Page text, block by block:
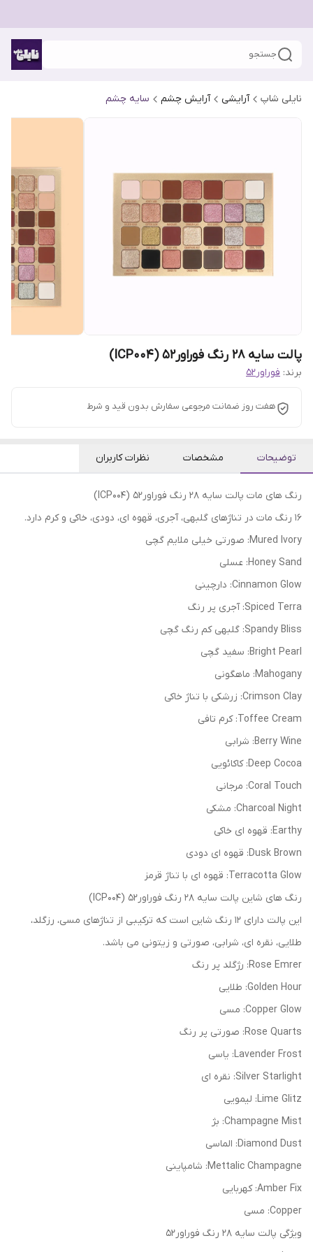
جستجو
نایلی شاپ آرایشی آرایش چشم سایه چشم
پالت سایه 28 رنگ فوراور52 (ICP004)
برند: فوراور52
هفت روز ضمانت مرجوعی سفارش بدون قید و شرط
توضیحات مشخصات نظرات کاربران
رنگ های مات پالت سایه 28 رنگ فوراور52 (ICP004)
16 رنگ مات در تناژهای گلبهی، آجری، قهوه ای، دودی، خاکی و کرم دارد.
Mured Ivory: صورتی خیلی ملایم گچی
Honey Sand: عسلی
Cinnamon Glow: دارچینی
Spiced Terra: آجری پر رنگ
Spandy Bliss: گلبهی کم رنگ گچی
Bright Pearl: سفید گچی
Mahogany: ماهگونی
Crimson Clay: زرشکی با تناژ خاکی
Toffee Cream: کرم تافی
Berry Wine: شرابی
Deep Cocoa: کاکائویی
Coral Touch: مرجانی
Charcoal Night: مشکی
Earthy: قهوه ای خاکی
Dusk Brown: قهوه ای دودی
Terracotta Glow: قهوه ای با تناژ قرمز
رنگ های شاین پالت سایه 28 رنگ فوراور52 (ICP004)
این پالت دارای 12 رنگ شاین است که ترکیبی از تناژهای مسی، رزگلد،
طلایی، نقره ای، شرابی، صورتی و زیتونی می باشد.
Rose Emrer: رژگلد پر رنگ
Golden Hour: طلایی
Copper Glow: مسی
Rose Quarts: صورتی پر رنگ
Lavender Frost: یاسی
Silver Starlight: نقره ای
Lime Glitz: لیمویی
Champagne Mist: بژ
Diamond Dust: الماسی
Mettalic Champagne: شامپاینی
Amber Fix: کهربایی
Copper: مسی
ویژگی پالت سایه 28 رنگ فوراور52